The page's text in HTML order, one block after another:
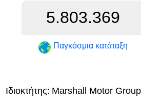
5.803.369
Παγκόσμια κατάταξη
Ιδιοκτήτης: Marshall Motor